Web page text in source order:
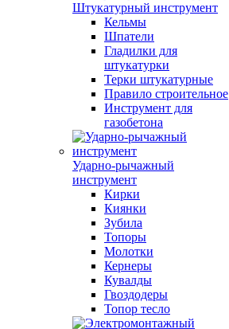
Штукатурный инструмент
Кельмы
Шпатели
Гладилки для
штукатурки
Терки штукатурные
Правило строительное
Инструмент для
газобетона
Ударно-рычажный
инструмент
Кирки
Киянки
Зубила
Топоры
Молотки
Кернеры
Кувалды
Гвоздодеры
Топор тесло